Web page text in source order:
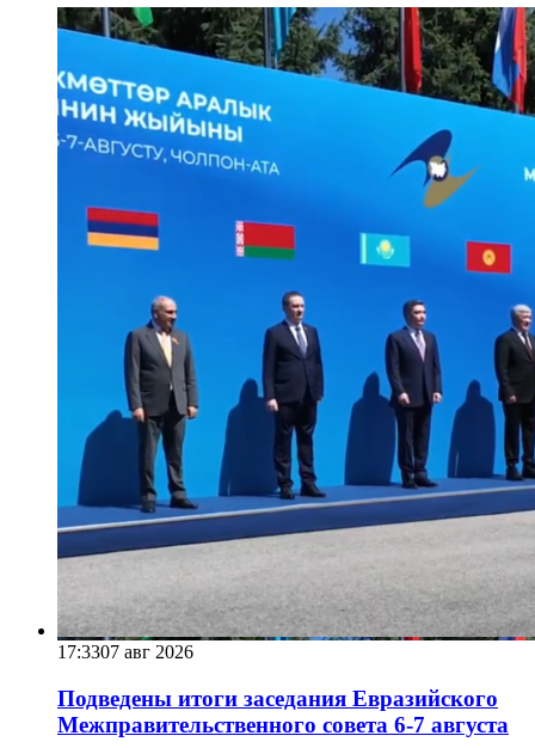
17:3307 авг 2026
Подведены итоги заседания Евразийского
Межправительственного совета 6-7 августа